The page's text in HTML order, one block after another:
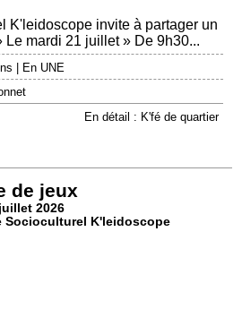
K'leidoscope invite à partager un
Le mardi 21 juillet » De 9h30...
| En UNE
En détail : K'fé de quartier
de jeux
2026
Socioculturel K'leidoscope